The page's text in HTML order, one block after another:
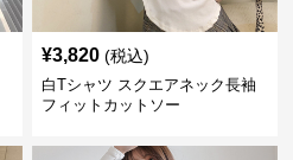
¥3,820 (税込)
白Tシャツ スクエアネック長袖
フィットカットソー